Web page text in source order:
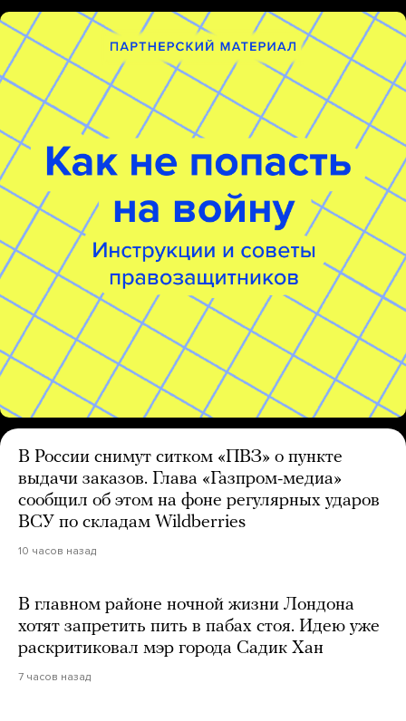
В России снимут ситком «ПВЗ» о пункте
выдачи заказов. Глава «Газпром-медиа»
сообщил об этом на фоне регулярных ударов
ВСУ по складам Wildberries
10 часов назад
В главном районе ночной жизни Лондона
хотят запретить пить в пабах стоя. Идею уже
раскритиковал мэр города Садик Хан
7 часов назад